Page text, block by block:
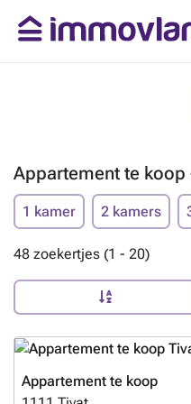
Appartement te
1 kamer 2 kamers
48 zoekertjes (1 - 20)
Appartement te koop